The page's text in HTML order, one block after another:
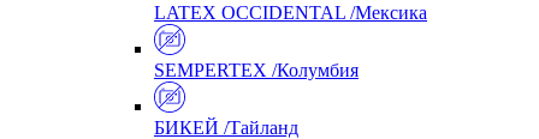
LATEX OCCIDENTAL /Мексика
SEMPERTEX /Колумбия
БИКЕЙ /Тайланд